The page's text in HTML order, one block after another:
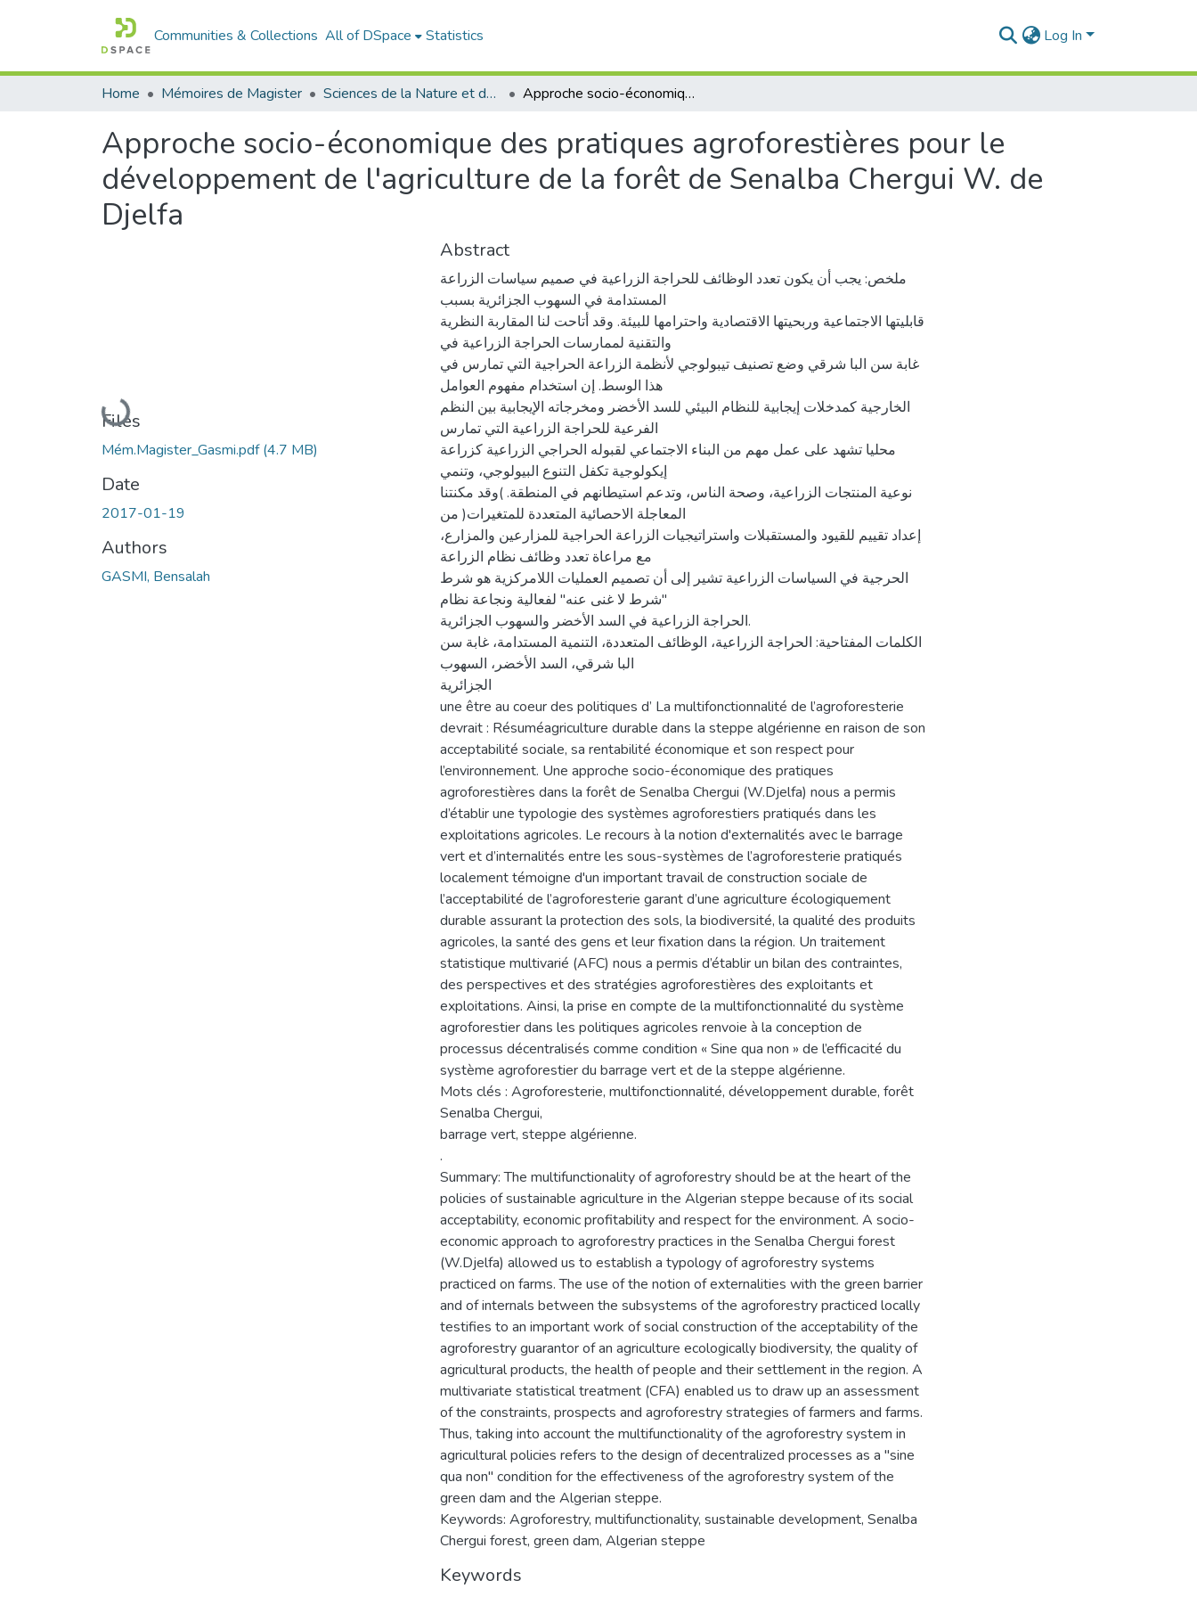
Communities & Collections All of DSpace Statistics Log In
Home Mémoires de Magister Sciences de la Nature et de la Vie - علوم الطبيعة و الحياة Approche socio-économique des pratiques agroforestières pour le développement de l'agriculture de la forêt de Senalba Chergui W. de Djelfa
Approche socio-économique des pratiques agroforestières pour le
développement de l'agriculture de la forêt de Senalba Chergui W. de
Djelfa
Loading...
Files
Mém.Magister_Gasmi.pdf(4.7 MB)
Date
2017-01-19
Authors
GASMI, Bensalah
Abstract
ملخص: يجب أن يكون تعدد الوظائف للحراجة الزراعية في صميم سياسات الزراعة
المستدامة في السهوب الجزائرية بسبب
قابليتها الاجتماعية وربحيتها الاقتصادية واحترامها للبيئة. وقد أتاحت لنا المقاربة النظرية
والتقنية لممارسات الحراجة الزراعية في
غابة سن البا شرقي وضع تصنيف تيبولوجي لأنظمة الزراعة الحراجية التي تمارس في
هذا الوسط. إن استخدام مفهوم العوامل
الخارجية كمدخلات إيجابية للنظام البيئي للسد الأخضر ومخرجاته الإيجابية بين النظم
الفرعية للحراجة الزراعية التي تمارس
محليا تشهد على عمل مهم من البناء الاجتماعي لقبوله الحراجي الزراعية كزراعة
إيكولوجية تكفل التنوع البيولوجي، وتنمي
نوعية المنتجات الزراعية، وصحة الناس، وتدعم استيطانهم في المنطقة. )وقد مكنتنا
المعاجلة الاحصائية المتعددة للمتغيرات( من
إعداد تقييم للقيود والمستقبلات واستراتيجيات الزراعة الحراجية للمزارعين والمزارع،
مع مراعاة تعدد وظائف نظام الزراعة
الحرجية في السياسات الزراعية تشير إلى أن تصميم العمليات اللامركزية هو شرط
"شرط لا غنى عنه" لفعالية ونجاعة نظام
الحراجة الزراعية في السد الأخضر والسهوب الجزائرية.
الكلمات المفتاحية: الحراجة الزراعية، الوظائف المتعددة، التنمية المستدامة، غابة سن
البا شرقي، السد الأخضر، السهوب
الجزائرية
une être au coeur des politiques d’ La multifonctionnalité de l’agroforesterie
devrait : Résuméagriculture durable dans la steppe algérienne en raison de son
acceptabilité sociale, sa rentabilité économique et son respect pour
l’environnement. Une approche socio-économique des pratiques
agroforestières dans la forêt de Senalba Chergui (W.Djelfa) nous a permis
d’établir une typologie des systèmes agroforestiers pratiqués dans les
exploitations agricoles. Le recours à la notion d'externalités avec le barrage
vert et d’internalités entre les sous-systèmes de l’agroforesterie pratiqués
localement témoigne d'un important travail de construction sociale de
l’acceptabilité de l’agroforesterie garant d’une agriculture écologiquement
durable assurant la protection des sols, la biodiversité, la qualité des produits
agricoles, la santé des gens et leur fixation dans la région. Un traitement
statistique multivarié (AFC) nous a permis d’établir un bilan des contraintes,
des perspectives et des stratégies agroforestières des exploitants et
exploitations. Ainsi, la prise en compte de la multifonctionnalité du système
agroforestier dans les politiques agricoles renvoie à la conception de
processus décentralisés comme condition « Sine qua non » de l’efficacité du
système agroforestier du barrage vert et de la steppe algérienne.
Mots clés : Agroforesterie, multifonctionnalité, développement durable, forêt
Senalba Chergui,
barrage vert, steppe algérienne.
.
Summary: The multifunctionality of agroforestry should be at the heart of the
policies of sustainable agriculture in the Algerian steppe because of its social
acceptability, economic profitability and respect for the environment. A socio-
economic approach to agroforestry practices in the Senalba Chergui forest
(W.Djelfa) allowed us to establish a typology of agroforestry systems
practiced on farms. The use of the notion of externalities with the green barrier
and of internals between the subsystems of the agroforestry practiced locally
testifies to an important work of social construction of the acceptability of the
agroforestry guarantor of an agriculture ecologically biodiversity, the quality of
agricultural products, the health of people and their settlement in the region. A
multivariate statistical treatment (CFA) enabled us to draw up an assessment
of the constraints, prospects and agroforestry strategies of farmers and farms.
Thus, taking into account the multifunctionality of the agroforestry system in
agricultural policies refers to the design of decentralized processes as a "sine
qua non" condition for the effectiveness of the agroforestry system of the
green dam and the Algerian steppe.
Keywords: Agroforestry, multifunctionality, sustainable development, Senalba
Chergui forest, green dam, Algerian steppe
Keywords